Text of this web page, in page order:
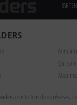
Qui
Tous droits réservés.